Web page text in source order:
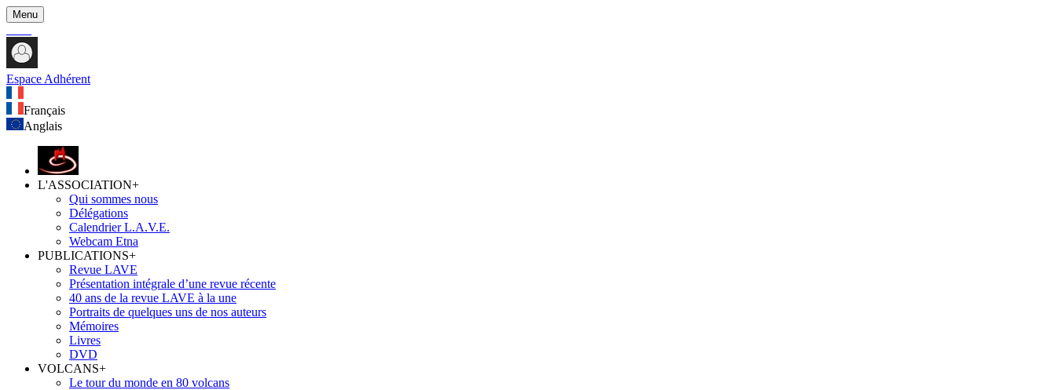
Menu
Espace Adhérent
Français
Anglais
L'ASSOCIATION+
Qui sommes nous
Délégations
Calendrier L.A.V.E.
Webcam Etna
PUBLICATIONS+
Revue LAVE
Présentation intégrale d’une revue récente
40 ans de la revue LAVE à la une
Portraits de quelques uns de nos auteurs
Mémoires
Livres
DVD
VOLCANS+
Le tour du monde en 80 volcans